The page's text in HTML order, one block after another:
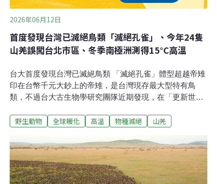
2026年06月12日
首度發現台灣已滅絕鳥類「滅絕孔雀」、今年24隻
山羌誤闖台北市區、冬季南極洲測得15°C高溫
台大首度發現台灣已滅絕鳥類 「滅絕孔雀」體型超越帝雉
印在台幣千元大鈔上的帝雉，是台灣現存最大型特有鳥
類，不過台大古生物學研究團隊近期發現，在「更新世時
次證實存在的已滅絕鳥類物種。台大團隊已將該物種正式
里北返 金管處衛星追蹤記錄金管處以衛星追蹤傷癒東方
鵟等猛禽，確認其飛越逾3000公里北返。金管處表示，今
年首啟衛星發報器追蹤計畫，讓醫療照護延伸至野外監
測，為猛禽保育與遷徙研究再添紀錄。（中央社 報導）
野生動物 全球暖化 高溫 物種滅絕 山羌